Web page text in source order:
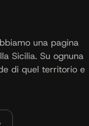
una pagina
Sicilia. Su ognuna
di quel territorio e